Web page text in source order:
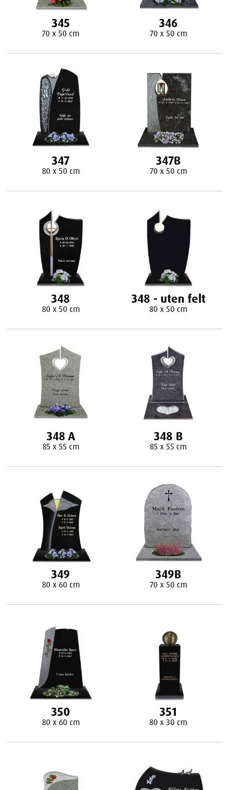
345
70 x 50 cm
346
70 x 50 cm
347
80 x 50 cm
347B
70 x 50 cm
348
80 x 50 cm
348 - uten felt
80 x 50 cm
348 A
85 x 55 cm
348 B
85 x 55 cm
349
80 x 60 cm
349B
70 x 50 cm
350
80 x 60 cm
351
80 x 30 cm